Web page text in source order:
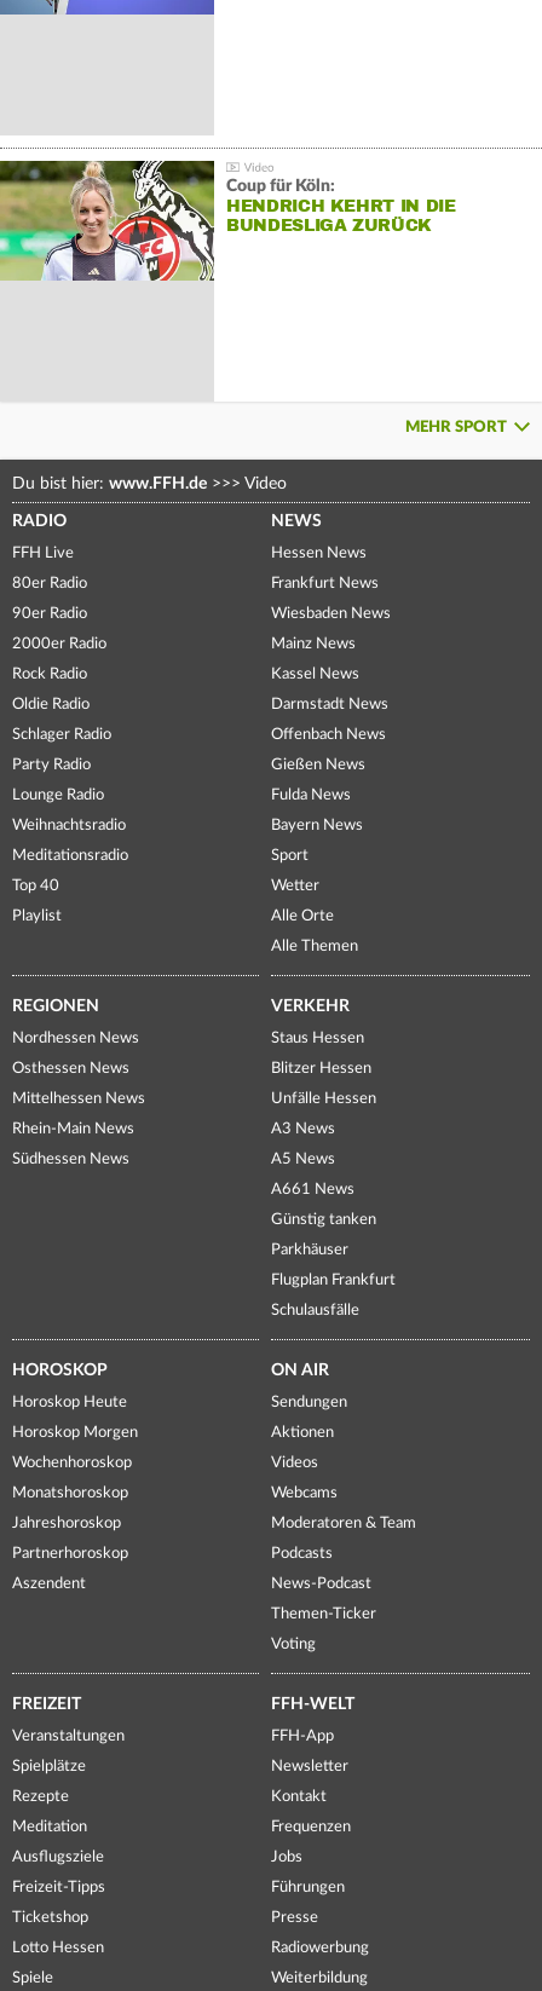
Coup für Köln:
HENDRICH KEHRT IN DIE
BUNDESLIGA ZURÜCK
MEHR SPORT
Du bist hier: www.FFH.de >>> Video
RADIO
FFH Live
80er Radio
90er Radio
2000er Radio
Rock Radio
Oldie Radio
Schlager Radio
Party Radio
Lounge Radio
Weihnachtsradio
Meditationsradio
Top 40
Playlist
NEWS
Hessen News
Frankfurt News
Wiesbaden News
Mainz News
Kassel News
Darmstadt News
Offenbach News
Gießen News
Fulda News
Bayern News
Sport
Wetter
Alle Orte
Alle Themen
REGIONEN
Nordhessen News
Osthessen News
Mittelhessen News
Rhein-Main News
Südhessen News
VERKEHR
Staus Hessen
Blitzer Hessen
Unfälle Hessen
A3 News
A5 News
A661 News
Günstig tanken
Parkhäuser
Flugplan Frankfurt
Schulausfälle
HOROSKOP
Horoskop Heute
Horoskop Morgen
Wochenhoroskop
Monatshoroskop
Jahreshoroskop
Partnerhoroskop
Aszendent
ON AIR
Sendungen
Aktionen
Videos
Webcams
Moderatoren & Team
Podcasts
News-Podcast
Themen-Ticker
Voting
FREIZEIT
Veranstaltungen
Spielplätze
Rezepte
Meditation
Ausflugsziele
Freizeit-Tipps
Ticketshop
Lotto Hessen
Spiele
FFH-WELT
FFH-App
Newsletter
Kontakt
Frequenzen
Jobs
Führungen
Presse
Radiowerbung
Weiterbildung